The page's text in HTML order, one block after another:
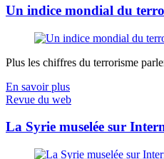
Un indice mondial du
Plus les chiffres du terrorisme
En savoir plus
Revue du web
La Syrie muselée sur